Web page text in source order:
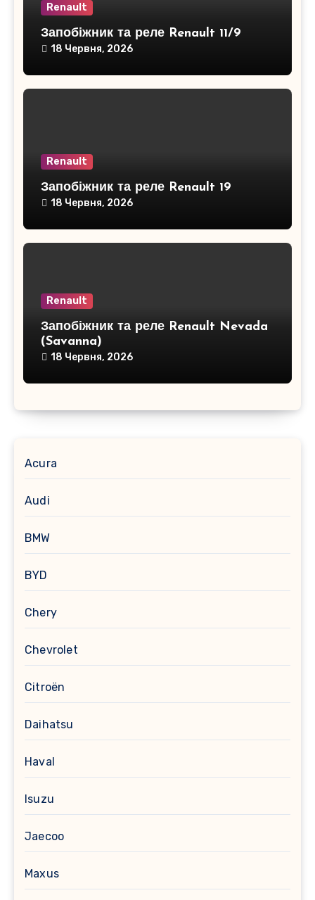
Renault
Запобіжник та реле Renault 11/9
18 Червня, 2026
Renault
Запобіжник та реле Renault 19
18 Червня, 2026
Renault
Запобіжник та реле Renault Nevada
(Savanna)
18 Червня, 2026
Acura
Audi
BMW
BYD
Chery
Chevrolet
Citroën
Daihatsu
Haval
Isuzu
Jaecoo
Maxus